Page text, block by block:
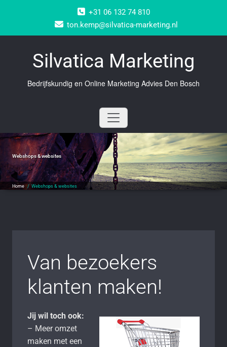
+31 06 132 74 810
ton.kemp@silvatica-marketing.nl
Silvatica Marketing
Bedrijfskundig en Online Marketing Advies Den Bosch
Webshops & websites
Home /Webshops & websites
Van bezoekers
klanten maken!
Jij wil toch ook:
– Meer omzet
maken met een